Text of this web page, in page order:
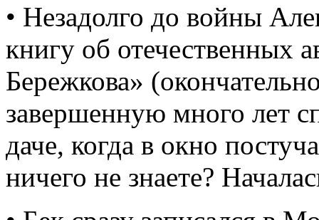
• Незадолго до войны
книгу об отечественных
Бережкова»
завершенную много лет
даче, когда в окно
ничего не знаете?